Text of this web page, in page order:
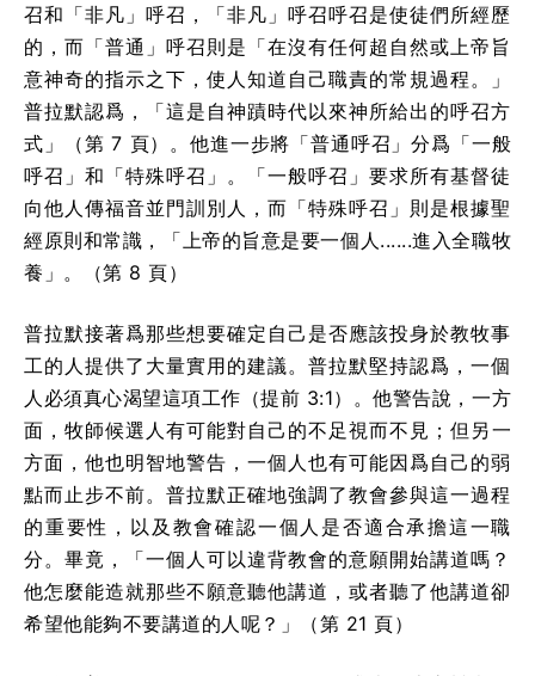
召和「非凡」呼召，「非凡」呼召呼召是使徒們所經歷
的，而「普通」呼召則是「在沒有任何超自然或上帝旨
意神奇的指示之下，使人知道自己職責的常規過程。」
普拉默認爲，「這是自神蹟時代以來神所給出的呼召方
式」（第 7 頁）。他進一步將「普通呼召」分爲「一般
呼召」和「特殊呼召」。「一般呼召」要求所有基督徒
向他人傳福音並門訓別人，而「特殊呼召」則是根據聖
經原則和常識，「上帝的旨意是要一個人......進入全職牧
養」。（第 8 頁）
普拉默接著爲那些想要確定自己是否應該投身於教牧事
工的人提供了大量實用的建議。普拉默堅持認爲，一個
人必須真心渴望這項工作（提前 3:1）。他警告說，一方
面，牧師候選人有可能對自己的不足視而不見；但另一
方面，他也明智地警告，一個人也有可能因爲自己的弱
點而止步不前。普拉默正確地強調了教會參與這一過程
的重要性，以及教會確認一個人是否適合承擔這一職
分。畢竟，「一個人可以違背教會的意願開始講道嗎？
他怎麼能造就那些不願意聽他講道，或者聽了他講道卻
希望他能夠不要講道的人呢？」（第 21 頁）